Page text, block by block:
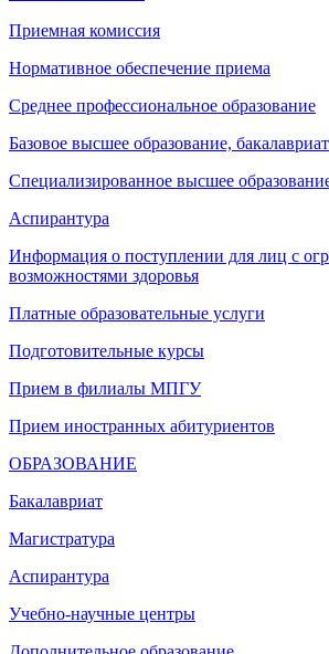
Приемная комиссия
Нормативное обеспечение приема
Среднее профессиональное образование
Базовое высшее образование,
Специализированное высшее
Аспирантура
Информация о поступлении для лиц с
возможностями здоровья
Платные образовательные услуги
Подготовительные курсы
Прием в филиалы МПГУ
Прием иностранных абитуриентов
ОБРАЗОВАНИЕ
Бакалавриат
Магистратура
Аспирантура
Учебно-научные центры